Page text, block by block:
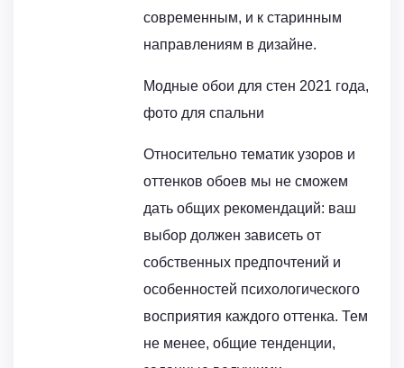
современным, и к старинным
направлениям в дизайне.
Модные обои для стен 2021 года,
фото для спальни
Относительно тематик узоров и
оттенков обоев мы не сможем
дать общих рекомендаций: ваш
выбор должен зависеть от
собственных предпочтений и
особенностей психологического
восприятия каждого оттенка. Тем
не менее, общие тенденции,